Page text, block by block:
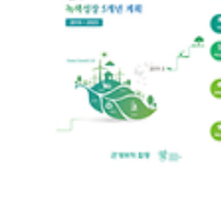
성과 공동보고서 발간 “Developing
Pollution in Northeast Asia:
and North America, process and future
세먼지 해결을 위한 협력체계 구축에 관한
지 저감을 위한 ① 선진국(유럽·북미)
분석, ③ 동북아 미세먼지 해결을 위한